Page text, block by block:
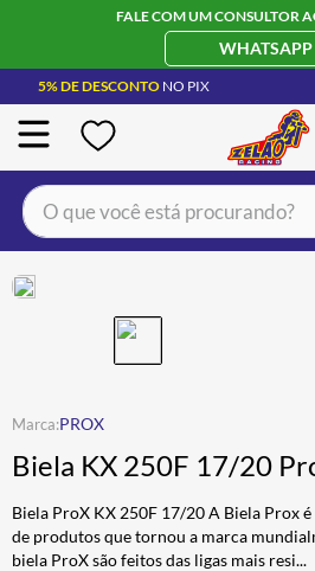
FALE COM UM CONSULTOR
WHATSAPP
5% DE DESCONTO NO PIX
O que você está procurando?
PROX
Biela KX 250F 17/20
Biela ProX KX 250F 17/20 A Biela Prox
de produtos que tornou a marca
biela ProX são feitos das ligas mais resi...
BOTA
4º ÓCULOS SOLAR
5 º LUVA
6º BAU
7º CALÇA